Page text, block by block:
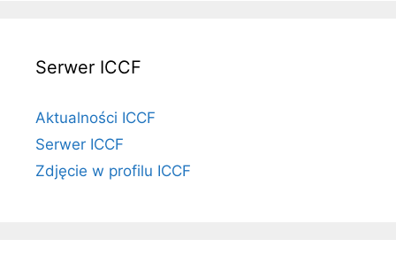
Serwer ICCF
Aktualności ICCF
Serwer ICCF
Zdjęcie w profilu ICCF